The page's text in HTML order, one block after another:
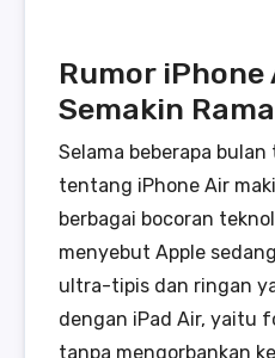
Rumor iPhone
Semakin
Selama beberapa
tentang iPhone Air
berbagai bocoran
menyebut Apple
ultra-tipis dan ringan
dengan iPad Air, yaitu
tanpa mengorbankan